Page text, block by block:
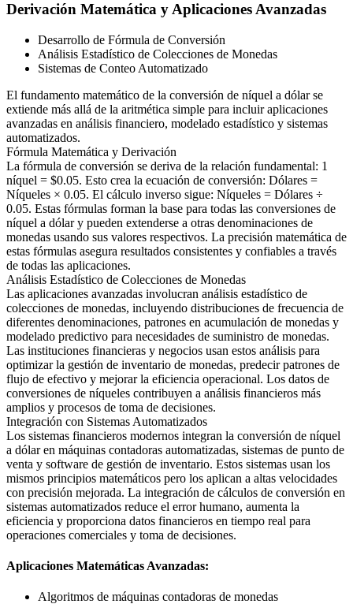
Derivación Matemática y Aplicaciones Avanzadas
Desarrollo de Fórmula de Conversión
Análisis Estadístico de Colecciones de Monedas
Sistemas de Conteo Automatizado
El fundamento matemático de la conversión de níquel a dólar se
extiende más allá de la aritmética simple para incluir aplicaciones
avanzadas en análisis financiero, modelado estadístico y sistemas
automatizados.
Fórmula Matemática y Derivación
La fórmula de conversión se deriva de la relación fundamental: 1
níquel = $0.05. Esto crea la ecuación de conversión: Dólares =
Níqueles × 0.05. El cálculo inverso sigue: Níqueles = Dólares ÷
0.05. Estas fórmulas forman la base para todas las conversiones de
níquel a dólar y pueden extenderse a otras denominaciones de
monedas usando sus valores respectivos. La precisión matemática de
estas fórmulas asegura resultados consistentes y confiables a través
de todas las aplicaciones.
Análisis Estadístico de Colecciones de Monedas
Las aplicaciones avanzadas involucran análisis estadístico de
colecciones de monedas, incluyendo distribuciones de frecuencia de
diferentes denominaciones, patrones en acumulación de monedas y
modelado predictivo para necesidades de suministro de monedas.
Las instituciones financieras y negocios usan estos análisis para
optimizar la gestión de inventario de monedas, predecir patrones de
flujo de efectivo y mejorar la eficiencia operacional. Los datos de
conversiones de níqueles contribuyen a análisis financieros más
amplios y procesos de toma de decisiones.
Integración con Sistemas Automatizados
Los sistemas financieros modernos integran la conversión de níquel
a dólar en máquinas contadoras automatizadas, sistemas de punto de
venta y software de gestión de inventario. Estos sistemas usan los
mismos principios matemáticos pero los aplican a altas velocidades
con precisión mejorada. La integración de cálculos de conversión en
sistemas automatizados reduce el error humano, aumenta la
eficiencia y proporciona datos financieros en tiempo real para
operaciones comerciales y toma de decisiones.
Aplicaciones Matemáticas Avanzadas:
Algoritmos de máquinas contadoras de monedas